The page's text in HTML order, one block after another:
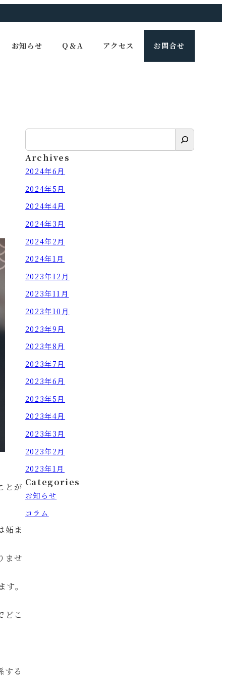
お知らせ Q＆A アクセス お問合せ
とが
妬ま
ませ
。
どこ
する
索
Archives
2024年6月
2024年5月
2024年4月
2024年3月
2024年2月
2024年1月
2023年12月
2023年11月
2023年10月
2023年9月
2023年8月
2023年7月
2023年6月
2023年5月
2023年4月
2023年3月
2023年2月
2023年1月
Categories
お知らせ
コラム